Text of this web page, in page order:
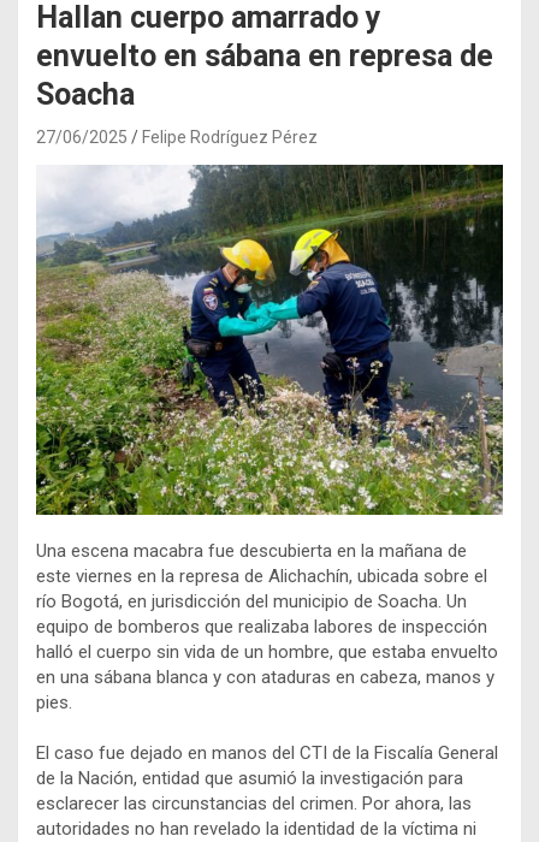
Hallan cuerpo amarrado y
envuelto en sábana en represa de
Soacha
27/06/2025 Felipe Rodríguez Pérez
Una escena macabra fue descubierta en la mañana de
este viernes en la represa de Alichachín, ubicada sobre el
río Bogotá, en jurisdicción del municipio de Soacha. Un
equipo de bomberos que realizaba labores de inspección
halló el cuerpo sin vida de un hombre, que estaba envuelto
en una sábana blanca y con ataduras en cabeza, manos y
pies.
El caso fue dejado en manos del CTI de la Fiscalía General
de la Nación, entidad que asumió la investigación para
esclarecer las circunstancias del crimen. Por ahora, las
autoridades no han revelado la identidad de la víctima ni